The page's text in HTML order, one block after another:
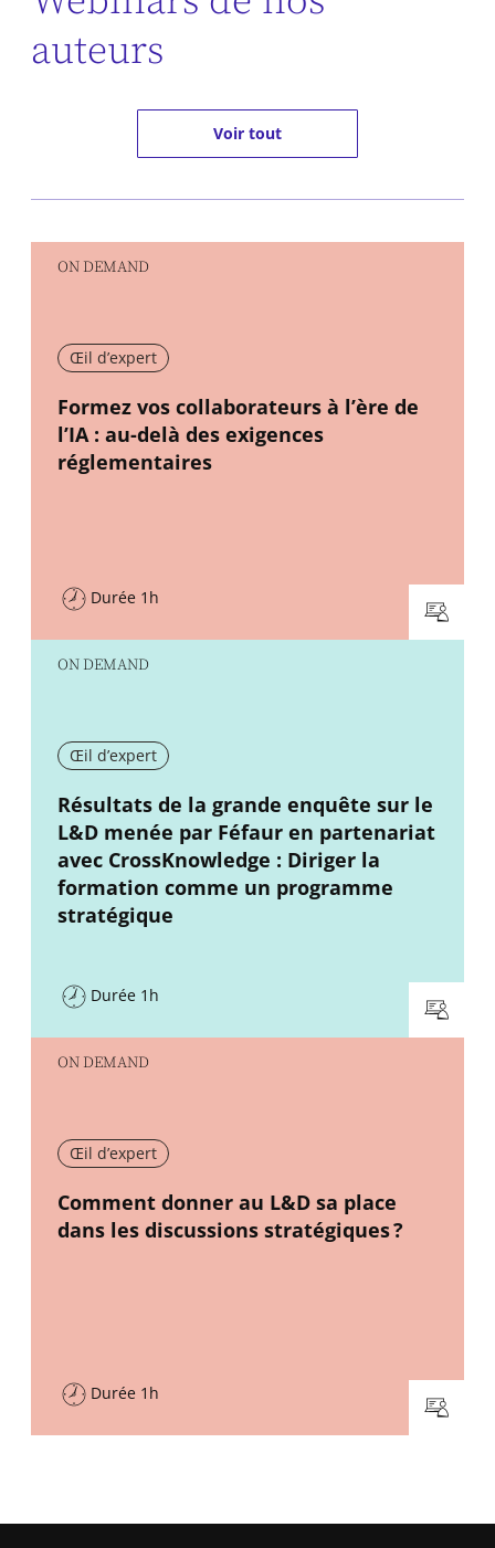
auteurs
Voir tout
ON DEMAND
Œil d’expert
New window
Formez vos collaborateurs à l’ère de
l’IA : au-delà des exigences
réglementaires
Durée 1h
ON DEMAND
Œil d’expert
New window
Résultats de la grande enquête sur le
L&D menée par Féfaur en partenariat
avec CrossKnowledge : Diriger la
formation comme un programme
stratégique
Durée 1h
ON DEMAND
Œil d’expert
New window
Comment donner au L&D sa place
dans les discussions stratégiques ?
Durée 1h